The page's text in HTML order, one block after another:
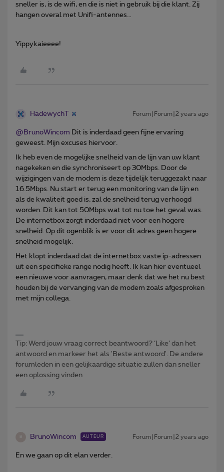
sneller is, is de wifi, en die is niet in gebruik bij die klant. Zij
hangen overal met Unifi-antennes…
Yippykaieeee!
HadewychT Forum|Forum|2 years ago
@BrunoWincom Dit is inderdaad geen fijne ervaring
geweest. Mijn excuses hiervoor.
Ik heb even de mogelijke snelheid van de lijn van uw klant
nagekeken en die synchroniseert op 30Mbps. Door de
wijzigingen van de modem is deze tijdelijk teruggezakt naar
16.5Mbps. Nu start er terug een monitoring van de lijn en
als de kwaliteit goed is, zal de snelheid terug verhoogd
worden. Dit kan tot 50Mbps wat tot nu toe het geval was.
De internetbox zorgt inderdaad niet voor een hogere
snelheid. Op dit ogenblik is er voor dit adres geen hogere
snelheid mogelijk.
Het klopt inderdaad dat de internetbox vaste ip-adressen
uit een specifieke range nodig heeft. Ik kan hier eventueel
een nieuwe voor aanvragen, maar denk dat we het nu best
houden bij de vervanging van de modem zoals afgesproken
met mijn collega.
Tip: Werd jouw vraag correct beantwoord? ‘Like’ dan het
antwoord en markeer het als 'Beste antwoord'. De andere
forumleden in een gelijkaardige situatie zullen dan sneller
een oplossing vinden
BrunoWincom AUTEUR Forum|Forum|2 years ago
En we gaan op dit elan verder.